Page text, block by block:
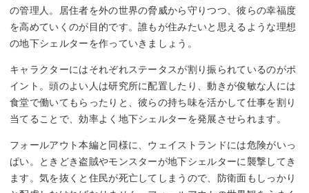
の管理人。居住者を外の世界の脅威から守りつつ、彼らの幸福度
を高めていくのが目的です。誰もが住みたいと思えるような理想
の地下シェルターを作っていきましょう。
キャラクターにはそれぞれステータスが割り振られているのがポ
イント。頭のよい人は研究所に配置したり、動きが俊敏な人には
食堂で働いてもらったりと、彼らの持ち味を活かして仕事を割り
当てることで、効率よく地下シェルターを発展させられます。
フォールアウト本編と同様に、ウェイストランドには危険がいっ
ぱい。ときどき盗賊やモンスターが地下シェルターに襲撃してき
ます。気を抜くと住民が死亡してしまうので、防衛面もしっかり